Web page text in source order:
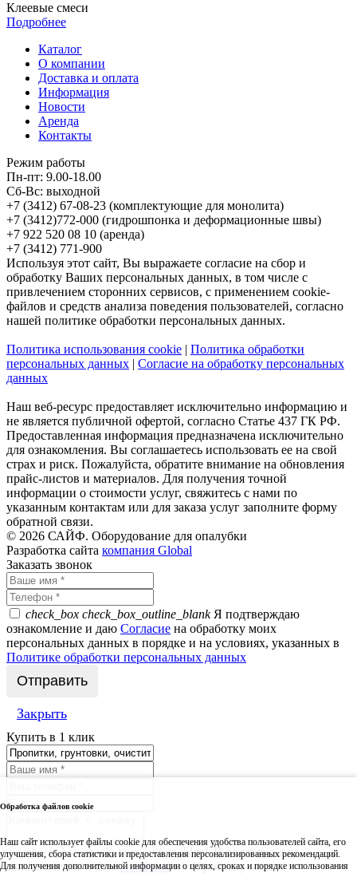
Клеевые смеси
Подробнее
Каталог
О компании
Доставка и оплата
Информация
Новости
Аренда
Контакты
Режим работы
Пн-пт: 9.00-18.00
Сб-Вс: выходной
+7 (3412) 67-08-23 (комплектующие для монолита)
+7 (3412)772-000 (гидрошпонка и деформационные швы)
+7 922 520 08 10 (аренда)
+7 (3412) 771-900
Используя этот сайт, Вы выражаете согласие на сбор и
обработку Ваших персональных данных, в том числе с
привлечением сторонних сервисов, с применением cookie-
файлов и средств анализа поведения пользователей, согласно
нашей политике обработки персональных данных.
Политика использования cookie
Политика обработки
персональных данных
Согласие на обработку персональных
данных
Наш веб-ресурс предоставляет исключительно информацию и
не является публичной офертой, согласно Статье 437 ГК РФ.
Предоставленная информация предназначена исключительно
для ознакомления. Вы соглашаетесь использовать ее на свой
страх и риск. Пожалуйста, обратите внимание на обновления
прайс-листов и материалов. Для получения точной
информации о стоимости услуг, свяжитесь с нами по
указанным контактам или для заказа услуг заполните форму
обратной связи.
© 2026 САЙФ. Оборудование для опалубки
Разработка сайта компания Global
Заказать звонок
check_box check_box_outline_blankЯ подтверждаю
ознакомление и даю Согласие на обработку моих
персональных данных в порядке и на условиях, указанных в
Политике обработки персональных данных
Закрыть
Купить в 1 клик
check_box check_box_outline_blankЯ подтверждаю
ознакомление и даюСогласиена обработку моих
Обработка файлов cookie
Наш сайт использует файлы cookie для обеспечения удобства пользователей сайта, его
улучшения, сбора статистики и предоставления персонализированных рекомендаций.
Для получения дополнительной информации о целях, сроках и порядке использования